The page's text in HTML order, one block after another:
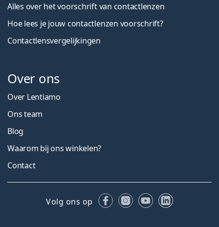
Alles over het voorschrift van contactlenzen
Hoe lees je jouw contactlenzen voorschrift?
Contactlensvergelijkingen
Over ons
Over Lentiamo
Ons team
Blog
Waarom bij ons winkelen?
Contact
Volg ons op FacebookInstagram
YouTubeLinkedIn